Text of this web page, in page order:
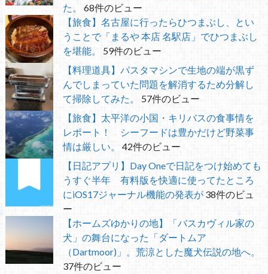
た。
68件のビュー
【旅食】名古屋に行ったらひつまぶし、とい
うことで「まるや 本店 名駅店」でひつまぶし
を堪能。
59件のビュー
【料理道具】パスタマシンで生地の端が黒ず
んでしまっていた問題を解消するため分解し
て掃除してみた。
57件のビュー
【旅食】太平洋の小国・キリバスの食事情を
レポート！ シーフードは豊かだけど野菜事
情は厳しい。
42件のビュー
【日記アプリ】Day Oneで日記をつけ始めても
うすぐ半年 有料版を快適に使ってたところ
にiOS17ジャーナル機能の発表が 38件のビュ
ー
【ホームズゆかりの地】「バスカヴィル家の
犬」の舞台になった「ダートムア
（Dartmoor)」。荒涼とした魔犬伝説の地へ。
37件のビュー